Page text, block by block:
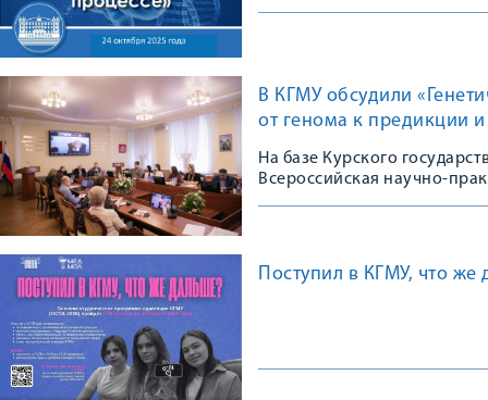
В КГМУ обсудили
от генома к предикции
На базе Курского
Всероссийская научно-
Поступил в КГМУ, что же